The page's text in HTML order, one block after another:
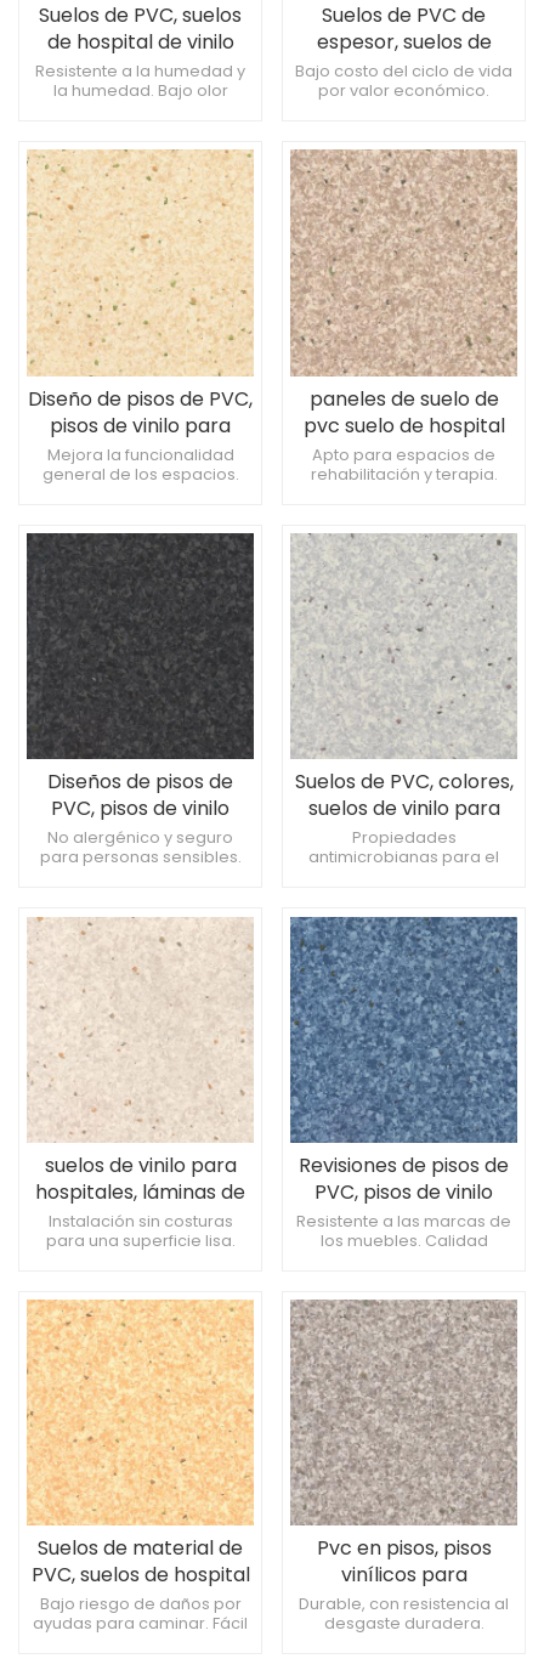
Suelos de PVC, suelos
de hospital de vinilo
Life.
Resistente a la humedad y
la humedad. Bajo olor
general de los espacios.
Suelos de PVC de
espesor, suelos de
hospital de vinilo.
Bajo costo del ciclo de vida
por valor económico.
frecuente. Tolerancia a la
exposición a instrumentos
médicos.
Diseño de pisos de PVC,
pisos de vinilo para
hospitales.
Mejora la funcionalidad
general de los espacios.
ftalatos para mayor
seguridad.
paneles de suelo de
pvc suelo de hospital
de vinilo
Apto para espacios de
rehabilitación y terapia.
Aspecto uniforme en
instalaciones de gran
tamaño.
Diseños de pisos de
PVC, pisos de vinilo
para hospitales.
No alergénico y seguro
para personas sensibles.
Procesos de fabricación
ecológicos.
Suelos de PVC, colores,
suelos de vinilo para
hospitales.
Propiedades
antimicrobianas para el
la producción. Ideal para
unidades de cuidados
intensivos y recuperación.
suelos de vinilo para
hospitales, láminas de
pvc
Instalación sin costuras
para una superficie lisa.
mantenimiento y fácil de
cuidar.
Revisiones de pisos de
PVC, pisos de vinilo
para hospitales.
Resistente a las marcas de
los muebles. Calidad
la exposición a
herramientas terapéuticas.
Suelos de material de
PVC, suelos de hospital
de vinilo.
Bajo riesgo de daños por
ayudas para caminar. Fácil
Pvc en pisos, pisos
vinílicos para
hospitales.
Durable, con resistencia al
desgaste duradera.